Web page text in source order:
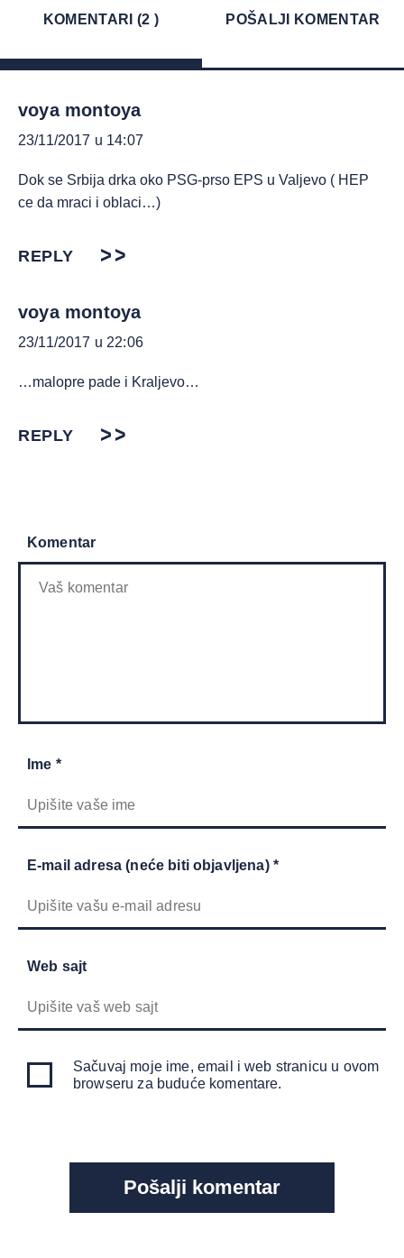
KOMENTARI (2 ) POŠALJI KOMENTAR
voya montoya
23/11/2017 u 14:07
Dok se Srbija drka oko PSG-prso EPS u Valjevo ( HEP
ce da mraci i oblaci…)
REPLY
voya montoya
23/11/2017 u 22:06
…malopre pade i Kraljevo…
REPLY
Komentar
Ime *
E-mail adresa (neće biti objavljena) *
Web sajt
Sačuvaj moje ime, email i web stranicu u ovom
browseru za buduće komentare.